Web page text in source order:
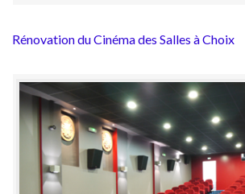
Rénovation du Cinéma des Salles à Choix